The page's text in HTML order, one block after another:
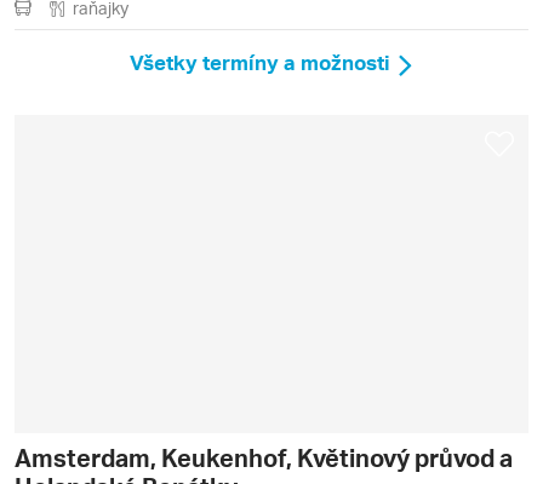
raňajky
Všetky termíny a možnosti
Amsterdam, Keukenhof, Květinový průvod a